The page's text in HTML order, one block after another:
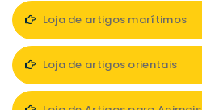
Loja de artigos marítimos
Loja de artigos orientais